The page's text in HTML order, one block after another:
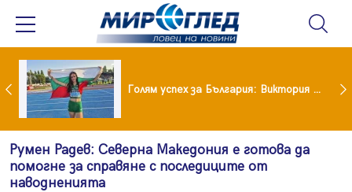
Когато всичко те дразни: тези трикове променят настроението за минути Голям успех за България: Виктория Ангелова грабна световна титла в тройния скок
Румен Радев: Северна Македония е готова да
помогне за справяне с последиците от
наводненията